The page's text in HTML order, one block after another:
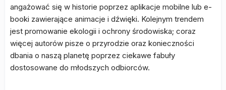
angażować się w historie poprzez aplikacje mobilne lub e-
booki zawierające animacje i dźwięki. Kolejnym trendem
jest promowanie ekologii i ochrony środowiska; coraz
więcej autorów pisze o przyrodzie oraz konieczności
dbania o naszą planetę poprzez ciekawe fabuły
dostosowane do młodszych odbiorców.